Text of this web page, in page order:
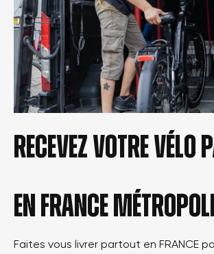
Recevez votre
en france
Faites vous livrer partout en FRANCE